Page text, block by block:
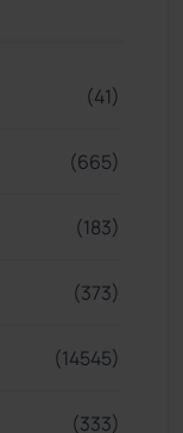
(41)
(665)
(183)
(373)
(14545)
(333)